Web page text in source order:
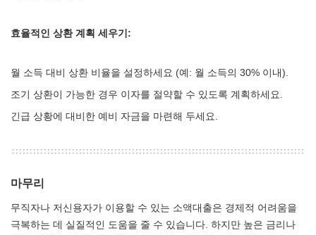
효율적인 상환 계획 세우기:
월 소득 대비 상환 비율을 설정하세요 (예: 월 소득의 30% 이내).
조기 상환이 가능한 경우 이자를 절약할 수 있도록 계획하세요.
긴급 상황에 대비한 예비 자금을 마련해 두세요.
마무리
무직자나 저신용자가 이용할 수 있는 소액대출은 경제적 어려움을
극복하는 데 실질적인 도움을 줄 수 있습니다. 하지만 높은 금리나